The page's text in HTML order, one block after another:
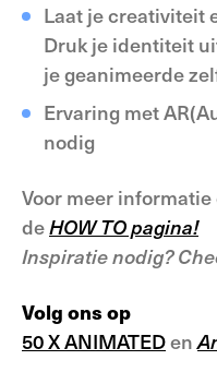
Laat je creativiteit
Druk je identiteit
je geanimeerde
Ervaring met
nodig
Voor meer
deHOW TO pagina!
Inspiratie nodig?
Volg ons op
50 X ANIMATEDen